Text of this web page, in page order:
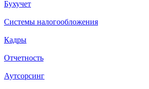
Бухучет
Системы налогообложения
Кадры
Отчетность
Аутсорсинг